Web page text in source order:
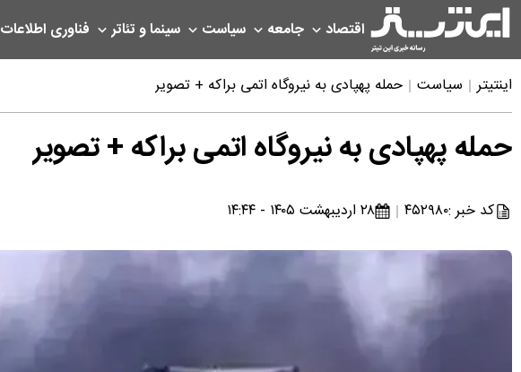
اقتصاد جامعه سیاست سینما و تئاتر فناوری اطلاعات
اینتیتر سیاست حمله پهپادی به نیروگاه اتمی براکه + تصویر
حمله پهپادی به نیروگاه اتمی براکه + تصویر
کد خبر :۴۵۲۹۸۰ ۲۸ اردیبهشت ۱۴۰۵ - ۱۴:۴۴